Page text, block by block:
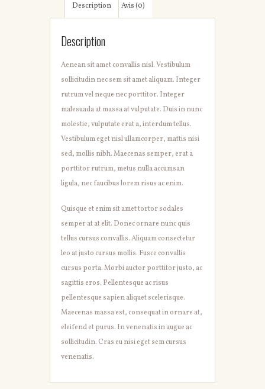
Description Avis (0)
Description
Aenean sit amet convallis nisl. Vestibulum
sollicitudin nec sem sit amet aliquam. Integer
rutrum vel neque nec porttitor. Integer
malesuada at massa at vulputate. Duis in nunc
molestie, vulputate erat a, interdum tellus.
Vestibulum eget nisl ullamcorper, mattis nisi
sed, mollis nibh. Maecenas semper, erat a
porttitor rutrum, metus nulla accumsan
ligula, nec faucibus lorem risus ac enim.
Quisque et enim sit amet tortor sodales
semper at at elit. Donec ornare nunc quis
tellus cursus convallis. Aliquam consectetur
leo at justo cursus mollis. Fusce convallis
cursus porta. Morbi auctor porttitor justo, ac
sagittis eros. Pellentesque ac risus
pellentesque sapien aliquet scelerisque.
Maecenas massa est, consequat in ornare at,
eleifend et purus. In venenatis in augue ac
sollicitudin. Cras eu nisi eget sem cursus
venenatis.